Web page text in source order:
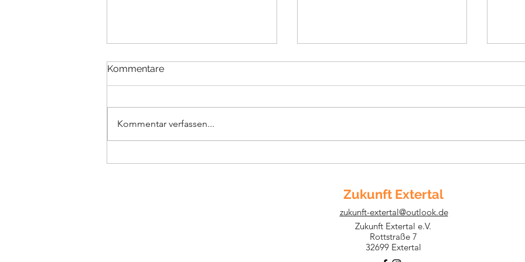
Kommentare
Kommentar verfassen...
Zukunft Extertal
zukunft-extertal@outlook.de
Zukunft Extertal e.V.
Rottstraße 7
32699 Extertal